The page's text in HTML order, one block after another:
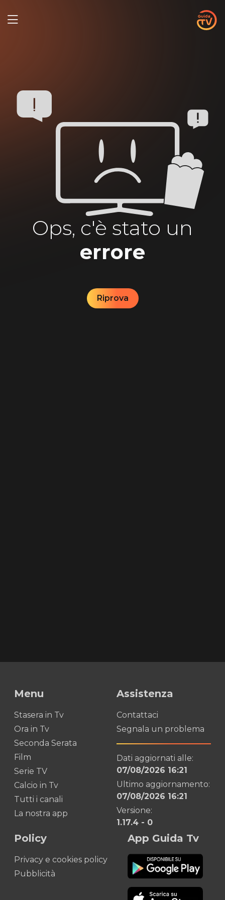
Ops, c'è stato un
errore
Riprova
Menu
Stasera in Tv
Ora in Tv
Seconda Serata
Film
Serie TV
Calcio in Tv
Tutti i canali
La nostra app
Assistenza
Contattaci
Segnala un problema
Dati aggiornati alle:
07/08/2026 16:21
Ultimo aggiornamento:
07/08/2026 16:21
Versione:
1.17.4 - 0
Policy
Privacy e cookies policy
Pubblicità
App Guida Tv